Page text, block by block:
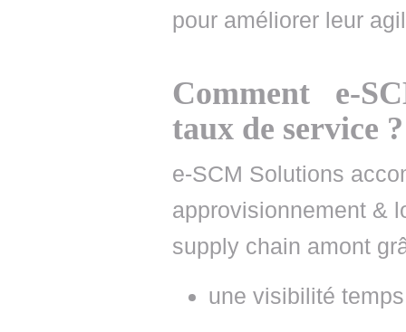
pour améliorer leur
Comment e-
taux de service ?
e-SCM Solutions
approvisionnement &
supply chain amont
une visibilité